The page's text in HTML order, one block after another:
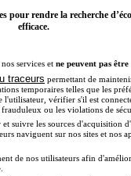
pour rendre la recherche
efficace.
services et ne peuvent pas être
traceurs permettant de
temporaires telles que les
l'utilisateur, vérifier s'il est
frauduleux ou les violations de
suivre les sources d'acquisition
naviguent sur nos sites et nos
de nos utilisateurs afin